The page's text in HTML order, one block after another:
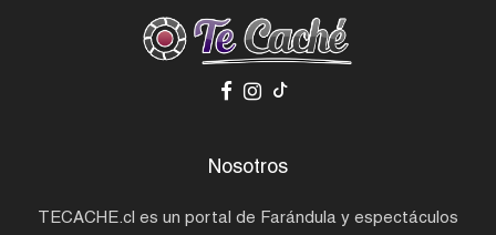
Nosotros
TECACHE.cl es un portal de Farándula y espectáculos